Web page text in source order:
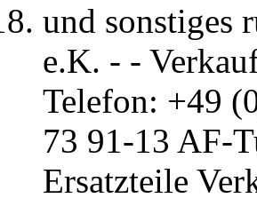
und sonstiges
e.K. - -
Telefon: +49
73 91-13 AF-
Ersatzteile